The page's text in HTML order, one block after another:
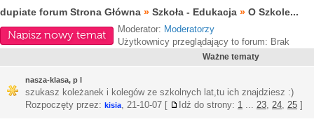
dupiate forum Strona Główna » Szkoła - Edukacja » O Szkole...
Napisz nowy temat
Moderator: Moderatorzy
Użytkownicy przeglądający to forum: Brak
Ważne tematy
nasza-klasa, p l
szukasz koleżanek i kolegów ze szkolnych lat,tu ich znajdziesz :)
Rozpoczęty przez: kisia, 21-10-07 [ Idź do strony: 1 ... 23, 24, 25 ]